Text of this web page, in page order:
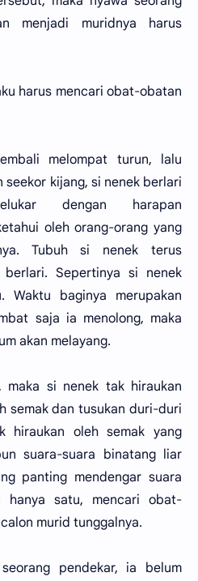
menjadi muridnya harus
harus mencari obat-obatan
melompat turun, lalu
seekor kijang, si nenek berlari
dengan harapan
oleh orang-orang yang
Tubuh si nenek terus
Sepertinya si nenek
Waktu baginya merupakan
saja ia menolong, maka
akan melayang.
maka si nenek tak hiraukan
semak dan tusukan duri-duri
hiraukan oleh semak yang
suara-suara binatang liar
panting mendengar suara
hanya satu, mencari obat-
murid tunggalnya.
pendekar, ia belum